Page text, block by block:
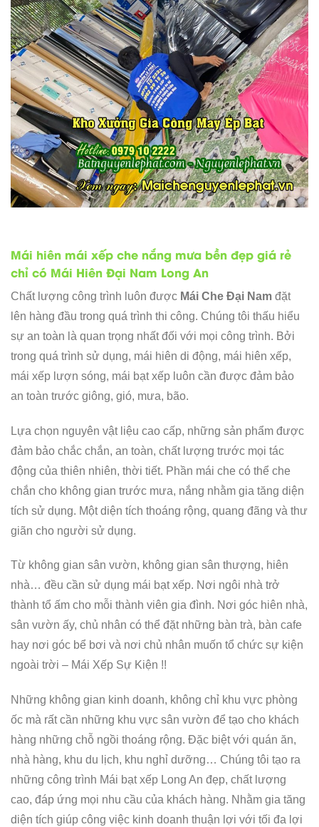
Mái hiên mái xếp che nắng mưa bền đẹp giá rẻ
chỉ có Mái Hiên Đại Nam Long An
Chất lượng công trình luôn được Mái Che Đại Nam đặt
lên hàng đầu trong quá trình thi công. Chúng tôi thấu hiểu
sự an toàn là quan trọng nhất đối với mọi công trình. Bởi
trong quá trình sử dụng, mái hiên di động, mái hiên xếp,
mái xếp lượn sóng, mái bạt xếp luôn cần được đảm bảo
an toàn trước giông, gió, mưa, bão.
Lựa chọn nguyên vật liệu cao cấp, những sản phẩm được
đảm bảo chắc chắn, an toàn, chất lượng trước mọi tác
động của thiên nhiên, thời tiết. Phần mái che có thể che
chắn cho không gian trước mưa, nắng nhằm gia tăng diện
tích sử dụng. Một diện tích thoáng rộng, quang đãng và thư
giãn cho người sử dụng.
Từ không gian sân vườn, không gian sân thượng, hiên
nhà… đều cần sử dụng mái bạt xếp. Nơi ngôi nhà trở
thành tổ ấm cho mỗi thành viên gia đình. Nơi góc hiên nhà,
sân vườn ấy, chủ nhân có thể đặt những bàn trà, bàn cafe
hay nơi góc bể bơi và nơi chủ nhân muốn tổ chức sự kiện
ngoài trời – Mái Xếp Sự Kiện !!
Những không gian kinh doanh, không chỉ khu vực phòng
ốc mà rất cần những khu vực sân vườn để tạo cho khách
hàng những chỗ ngồi thoáng rộng. Đặc biệt với quán ăn,
nhà hàng, khu du lịch, khu nghỉ dưỡng… Chúng tôi tạo ra
những công trình Mái bạt xếp Long An đẹp, chất lượng
cao, đáp ứng mọi nhu cầu của khách hàng. Nhằm gia tăng
diện tích giúp công việc kinh doanh thuận lợi với tối đa lợi